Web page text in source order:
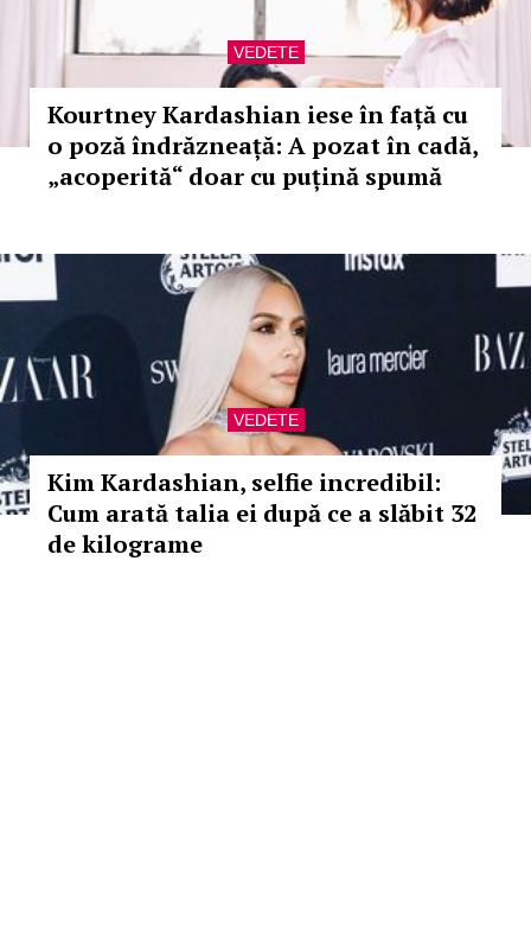
VEDETE
Kourtney Kardashian iese în față cu
o poză îndrăzneață: A pozat în cadă,
„acoperită“ doar cu puțină spumă
VEDETE
Kim Kardashian, selfie incredibil:
Cum arată talia ei după ce a slăbit 32
de kilograme